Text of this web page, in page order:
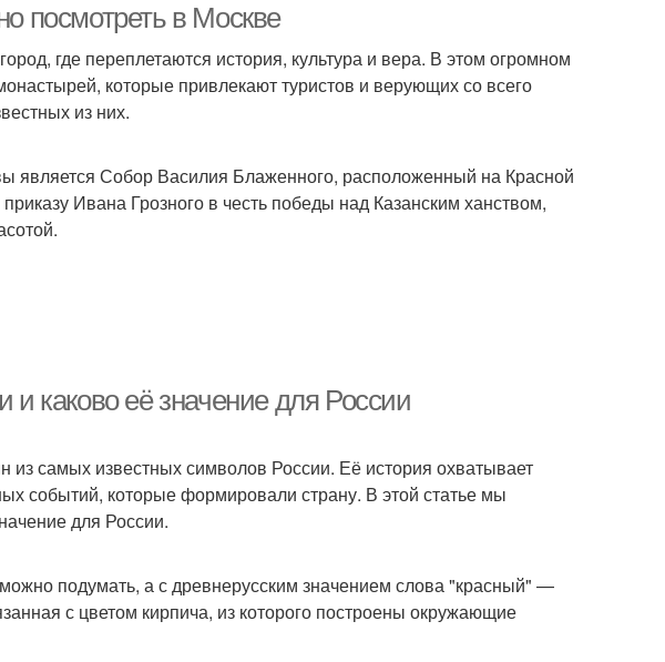
посмотреть в Москве
где переплетаются история, культура и вера. В этом огромном
которые привлекают туристов и верующих со всего
из них.
является Собор Василия Блаженного, расположенный на Красной
Ивана Грозного в честь победы над Казанским ханством,
каково её значение для России
самых известных символов России. Её история охватывает
событий, которые формировали страну. В этой статье мы
для России.
подумать, а с древнерусским значением слова "красный" —
с цветом кирпича, из которого построены окружающие